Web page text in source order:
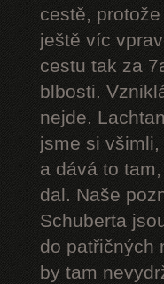
cestě,
ještě víc
cestu tak za
blbosti.
nejde.
jsme si
a dává to
dal. Naše
Schuberta
do patřičných
by tam